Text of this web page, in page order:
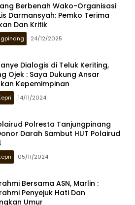
Berbenah Wako-Organisasi
Darmansyah: Pemko Terima
Dan Kritik
24/12/2025
Dialogis di Teluk Keriting,
Ojek : Saya Dukung Ansar
Kepemimpinan
14/11/2024
Polresta Tanjungpinang
Darah Sambut HUT Polairud
05/11/2024
Bersama ASN, Marlin :
Penyejuk Hati Dan
Umur